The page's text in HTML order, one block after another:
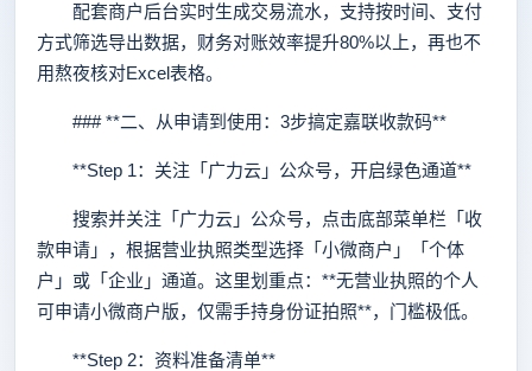
配套商户后台实时生成交易流水，支持按时间、支付
方式筛选导出数据，财务对账效率提升80%以上，再也不
用熬夜核对Excel表格。
### **二、从申请到使用：3步搞定嘉联收款码**
**Step 1：关注「广力云」公众号，开启绿色通道**
搜索并关注「广力云」公众号，点击底部菜单栏「收
款申请」，根据营业执照类型选择「小微商户」「个体
户」或「企业」通道。这里划重点：**无营业执照的个人
可申请小微商户版，仅需手持身份证拍照**，门槛极低。
**Step 2：资料准备清单**